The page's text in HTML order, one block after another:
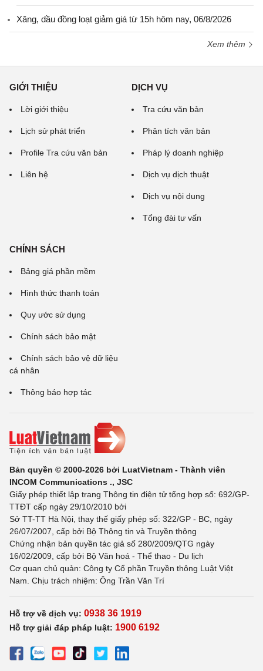
Xăng, dầu đồng loạt giảm giá từ 15h hôm nay, 06/8/2026
Xem thêm
GIỚI THIỆU
Lời giới thiệu
Lịch sử phát triển
Profile Tra cứu văn bản
Liên hệ
DỊCH VỤ
Tra cứu văn bản
Phân tích văn bản
Pháp lý doanh nghiệp
Dịch vụ dịch thuật
Dịch vụ nội dung
Tổng đài tư vấn
CHÍNH SÁCH
Bảng giá phần mềm
Hình thức thanh toán
Quy ước sử dụng
Chính sách bảo mật
Chính sách bảo vệ dữ liệu
cá nhân
Thông báo hợp tác
Bản quyền © 2000-2026 bởi LuatVietnam - Thành viên
INCOM Communications ., JSC
Giấy phép thiết lập trang Thông tin điện tử tổng hợp số: 692/GP-
TTĐT cấp ngày 29/10/2010 bởi
Sở TT-TT Hà Nội, thay thế giấy phép số: 322/GP - BC, ngày
26/07/2007, cấp bởi Bộ Thông tin và Truyền thông
Chứng nhận bản quyền tác giả số 280/2009/QTG ngày
16/02/2009, cấp bởi Bộ Văn hoá - Thể thao - Du lịch
Cơ quan chủ quản: Công ty Cổ phần Truyền thông Luật Việt
Nam. Chịu trách nhiệm: Ông Trần Văn Trí
Hỗ trợ về dịch vụ: 0938 36 1919
Hỗ trợ giải đáp pháp luật: 1900 6192